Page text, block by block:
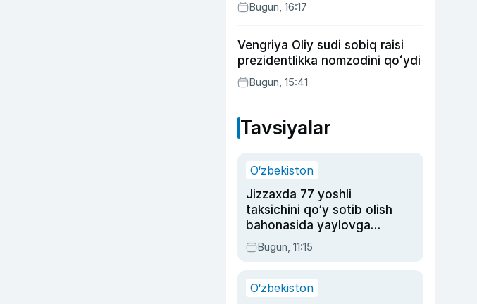
Bugun, 16:17
Vengriya Oliy sudi sobiq raisi
prezidentlikka nomzodini qoʻydi
Bugun, 15:41
Tavsiyalar
O‘zbekiston
Jizzaxda 77 yoshli
taksichini qo‘y sotib olish
bahonasida yaylovga
olib borib o‘ldirgan yigit
20 yilga qamaldi
Bugun, 11:15
O‘zbekiston